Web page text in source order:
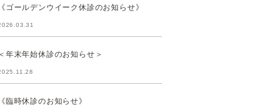
ゴールデンウイーク休診のお知らせ》
年末年始休診のお知らせ＞
臨時休診のお知らせ》